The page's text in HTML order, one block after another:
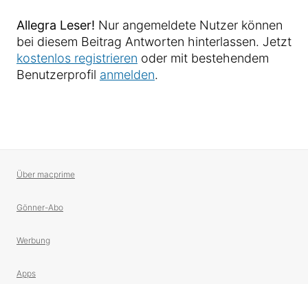
Allegra Leser! Nur angemeldete Nutzer können
bei diesem Beitrag Antworten hinterlassen. Jetzt
kostenlos registrieren oder mit bestehendem
Benutzerprofil anmelden.
Über macprime
Gönner-Abo
Werbung
Apps